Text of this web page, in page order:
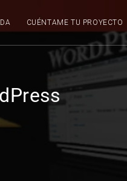
CUÉNTAME TU PROYECTO